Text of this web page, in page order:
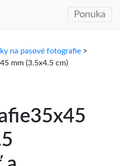
Ponuka
na pasové fotografie >
mm (3.5x4.5 cm)